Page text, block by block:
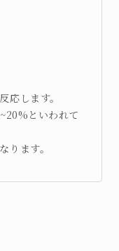
応します。
といわれて
ります。